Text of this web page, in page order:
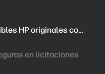
Cómo comprar consumibles HP originales con seguridad
en licitaciones